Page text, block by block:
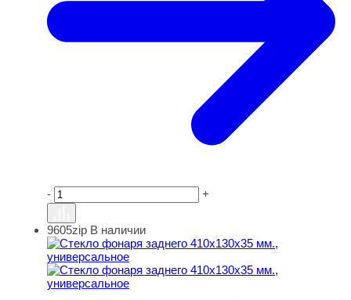
- +
Стекло фонаря заднего 410х130х35 мм., универсальное
9605zip В наличии